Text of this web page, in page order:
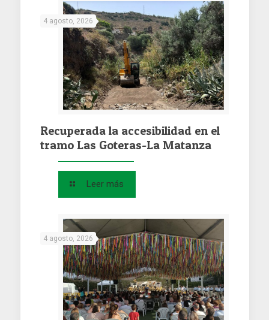
4 agosto, 2026
Recuperada la accesibilidad en el
tramo Las Goteras-La Matanza
Leer más
4 agosto, 2026